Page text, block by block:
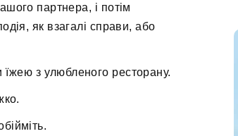
партнера, і потім
як взагалі справи, або
з улюбленого ресторану.